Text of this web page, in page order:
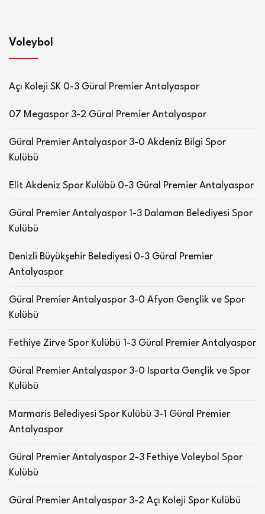
Voleybol
Açı Koleji SK 0-3 Güral Premier Antalyaspor
07 Megaspor 3-2 Güral Premier Antalyaspor
Güral Premier Antalyaspor 3-0 Akdeniz Bilgi Spor
Kulübü
Elit Akdeniz Spor Kulübü 0-3 Güral Premier Antalyaspor
Güral Premier Antalyaspor 1-3 Dalaman Belediyesi Spor
Kulübü
Denizli Büyükşehir Belediyesi 0-3 Güral Premier
Antalyaspor
Güral Premier Antalyaspor 3-0 Afyon Gençlik ve Spor
Kulübü
Fethiye Zirve Spor Kulübü 1-3 Güral Premier Antalyaspor
Güral Premier Antalyaspor 3-0 Isparta Gençlik ve Spor
Kulübü
Marmaris Belediyesi Spor Kulübü 3-1 Güral Premier
Antalyaspor
Güral Premier Antalyaspor 2-3 Fethiye Voleybol Spor
Kulübü
Güral Premier Antalyaspor 3-2 Açı Koleji Spor Kulübü